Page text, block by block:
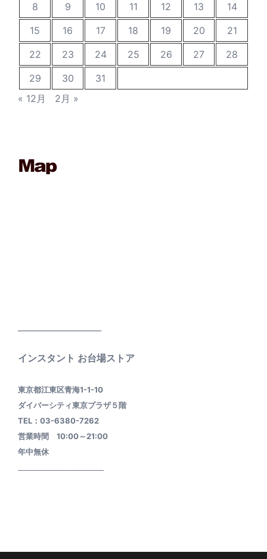
8
9 10 11 12 13
14
15
16 17 18 19 20
21
22
23 24 25 26 27
28
29
30
31
« 12月
2月 »
インスタント お台場ストア
東京都江東区青海1-1-10
ダイバーシティ東京プラザ５階
TEL：03-6380-7262
営業時間 10:00～21:00
年中無休